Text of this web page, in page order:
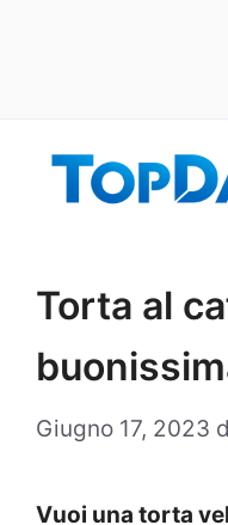
Torta al
Giugno 17, 2023
Vuoi una torta